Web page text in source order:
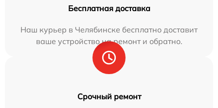
Бесплатная доставка
Наш курьер в Челябинске бесплатно доставит
ваше устройство на ремонт и обратно.
Срочный ремонт